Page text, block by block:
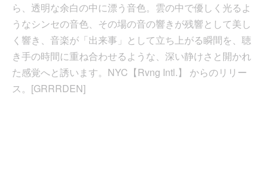
ら、透明な余白の中に漂う音色。雲の中で優しく光るよ
うなシンセの音色、その場の音の響きが残響として美し
く響き、音楽が「出来事」として立ち上がる瞬間を、聴
き手の時間に重ね合わせるような、深い静けさと開かれ
た感覚へと誘います。NYC【Rvng Intl.】 からのリリー
ス。[GRRRDEN]